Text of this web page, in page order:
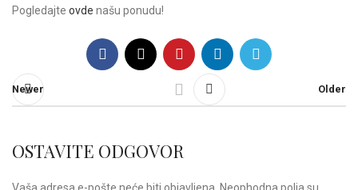
Pogledajte ovde našu ponudu!
Newer Older
OSTAVITE ODGOVOR